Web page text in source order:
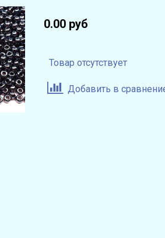
0.00 руб
Товар отсутствует
Добавить в